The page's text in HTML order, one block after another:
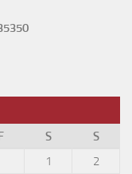
S
S
1
2